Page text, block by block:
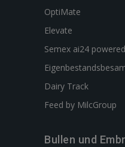
OptiMate
Elevate
Semex ai24
Dairy Track
Feed by MilcGroup
Bullen und